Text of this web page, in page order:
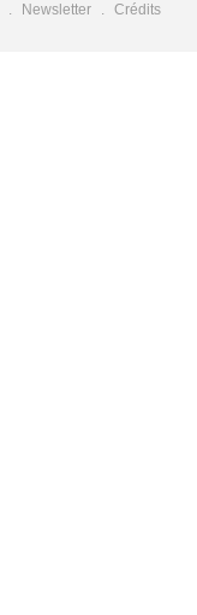
Newsletter Crédits